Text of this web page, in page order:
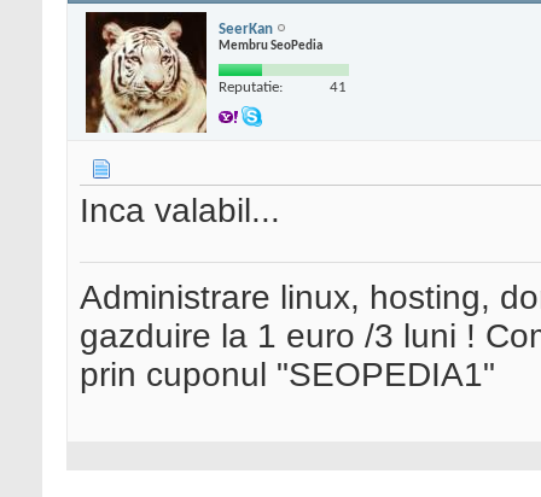
SeerKan
Membru SeoPedia
Reputatie: 41
Inca valabil...
Administrare linux, hosting,
gazduire la 1 euro /3 luni !
prin cuponul "SEOPEDIA1"